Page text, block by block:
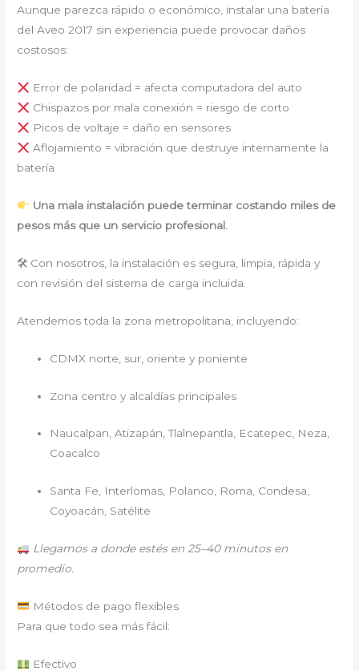
Aunque parezca rápido o económico, instalar una batería
del Aveo 2017 sin experiencia puede provocar daños
costosos:
Error de polaridad = afecta computadora del auto
Chispazos por mala conexión = riesgo de corto
Picos de voltaje = daño en sensores
Aflojamiento = vibración que destruye internamente la
batería
Una mala instalación puede terminar costando miles de
pesos más que un servicio profesional.
🛠 Con nosotros, la instalación es segura, limpia, rápida y
con revisión del sistema de carga incluida.
Atendemos toda la zona metropolitana, incluyendo:
CDMX norte, sur, oriente y poniente
Zona centro y alcaldías principales
Naucalpan, Atizapán, Tlalnepantla, Ecatepec, Neza,
Coacalco
Santa Fe, Interlomas, Polanco, Roma, Condesa,
Coyoacán, Satélite
Llegamos a donde estés en 25–40 minutos en
promedio.
Métodos de pago flexibles
Para que todo sea más fácil:
Efectivo